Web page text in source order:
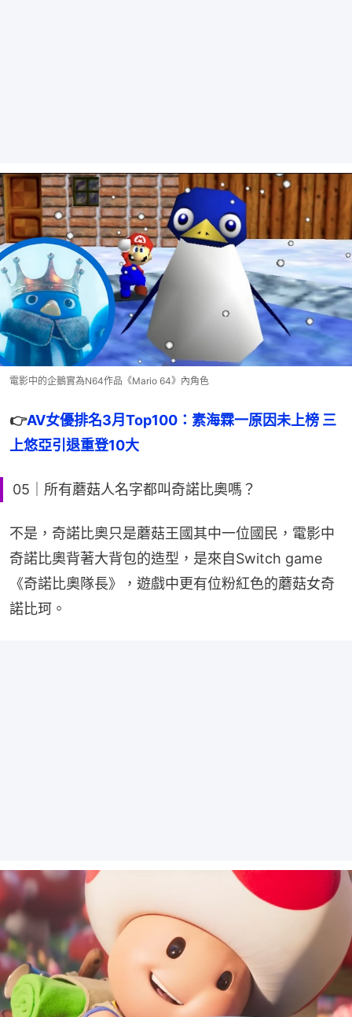
電影中的企鵝實為N64作品《Mario 64》內角色
👉AV女優排名3月Top100：素海霖一原因未上榜 三
上悠亞引退重登10大
05｜所有蘑菇人名字都叫奇諾比奧嗎？
不是，奇諾比奧只是蘑菇王國其中一位國民，電影中
奇諾比奧背著大背包的造型，是來自Switch game
《奇諾比奧隊長》，遊戲中更有位粉紅色的蘑菇女奇
諾比珂。